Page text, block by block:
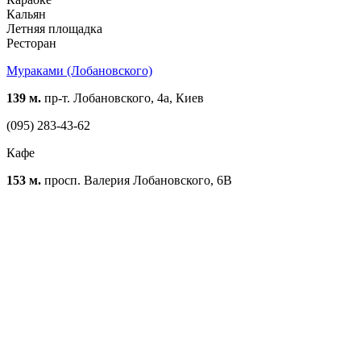
Кальян
Летняя площадка
Ресторан
Мураками (Лобановского)
139 м. пр-т. Лобановского, 4а, Киев
(095) 283-43-62
Кафе
153 м. просп. Валерия Лобановского, 6В